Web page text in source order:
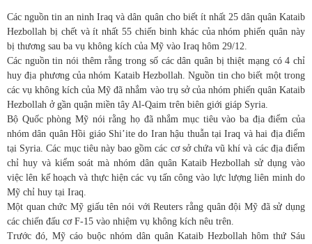
Các nguồn tin an ninh Iraq và dân quân cho biết ít nhất 25 dân quân Kataib
Hezbollah bị chết và ít nhất 55 chiến binh khác của nhóm phiến quân này
bị thương sau ba vụ không kích của Mỹ vào Iraq hôm 29/12.
Các nguồn tin nói thêm rằng trong số các dân quân bị thiệt mạng có 4 chỉ
huy địa phương của nhóm Kataib Hezbollah. Nguồn tin cho biết một trong
các vụ không kích của Mỹ đã nhắm vào trụ sở của nhóm phiến quân Kataib
Hezbollah ở gần quận miền tây Al-Qaim trên biên giới giáp Syria.
Bộ Quốc phòng Mỹ nói rằng họ đã nhắm mục tiêu vào ba địa điểm của
nhóm dân quân Hồi giáo Shi’ite do Iran hậu thuẫn tại Iraq và hai địa điểm
tại Syria. Các mục tiêu này bao gồm các cơ sở chứa vũ khí và các địa điểm
chỉ huy và kiểm soát mà nhóm dân quân Kataib Hezbollah sử dụng vào
việc lên kế hoạch và thực hiện các vụ tấn công vào lực lượng liên minh do
Mỹ chỉ huy tại Iraq.
Một quan chức Mỹ giấu tên nói với Reuters rằng quân đội Mỹ đã sử dụng
các chiến đấu cơ F-15 vào nhiệm vụ không kích nêu trên.
Trước đó, Mỹ cáo buộc nhóm dân quân Kataib Hezbollah hôm thứ Sáu